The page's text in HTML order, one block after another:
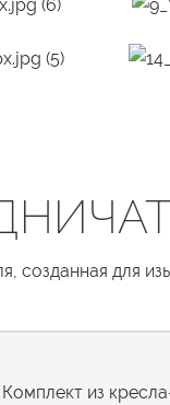
созданная для